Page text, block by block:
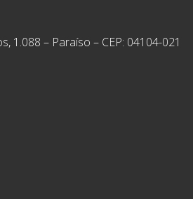
1.088 – Paraíso – CEP: 04104-021